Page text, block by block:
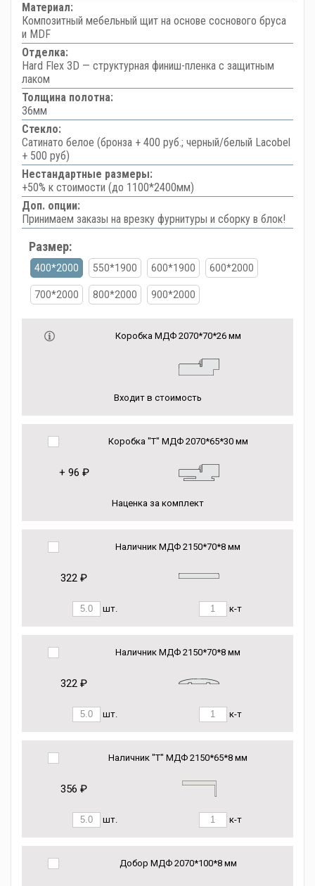
Материал:
Композитный мебельный щит на основе соснового бруса
и MDF
Отделка:
Hard Flex 3D — структурная финиш-пленка с защитным
лаком
Толщина полотна:
36мм
Стекло:
Сатинато белое (бронза + 400 руб.; черный/белый Lacobel
+ 500 руб)
Нестандартные размеры:
+50% к стоимости (до 1100*2400мм)
Доп. опции:
Принимаем заказы на врезку фурнитуры и сборку в блок!
Размер:
400*2000 550*1900 600*1900 600*2000
700*2000 800*2000 900*2000
Коробка МДФ 2070*70*26 мм
Входит в стоимость
Коробка "Т" МДФ 2070*65*30 мм
+ 96 ₽
Наценка за комплект
Наличник МДФ 2150*70*8 мм
322 ₽
шт. к-т
Наличник МДФ 2150*70*8 мм
322 ₽
шт. к-т
Наличник "Т" МДФ 2150*65*8 мм
356 ₽
шт. к-т
Добор МДФ 2070*100*8 мм